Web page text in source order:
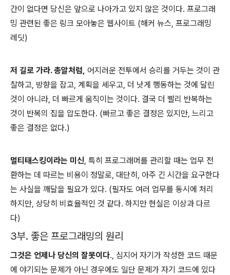
간이 없다면 당신은 앞으로 나아가고 있지 않은 것이다. 프로그래
밍 관련된 좋은 링크 모아놓은 웹사이트 (해커 뉴스, 프로그래밍
레딧)
저 길로 가라. 총알처럼, 어지러운 전투에서 승리를 거두는 것이 관
찰하고, 방향을 잡고, 계획을 세우고, 더 낫게 행동하는 것에 달린
것이 아니라, 더 빠르게 움직이는 것이다. 결국 더 빨리 반복하는
것이 반복의 집을 압도한다. (빠르고 좋은 결정은 있지만, 느리고
좋은 결정은 없다.)
멀티태스킹이라는 미신, 특히 프로그래머를 관리할 때는 업무 전
환하는 데 따르는 비용이 정말로, 대단히, 아주 긴 시간을 요구한다
는 사실을 깨달을 필요가 있다. (필자도 여러 업무를 동시에 처리
하지만, 상당히 비효율적인 것 같다. 하지만 현실은 이상과 다르
다)
3부. 좋은 프로그래밍의 원리
그것은 언제나 당신의 잘못이다., 심지어 자기가 작성한 코드 때문
에 야기되는 문제가 아닌 경우에도 일단 문제가 자기 코드에 있다